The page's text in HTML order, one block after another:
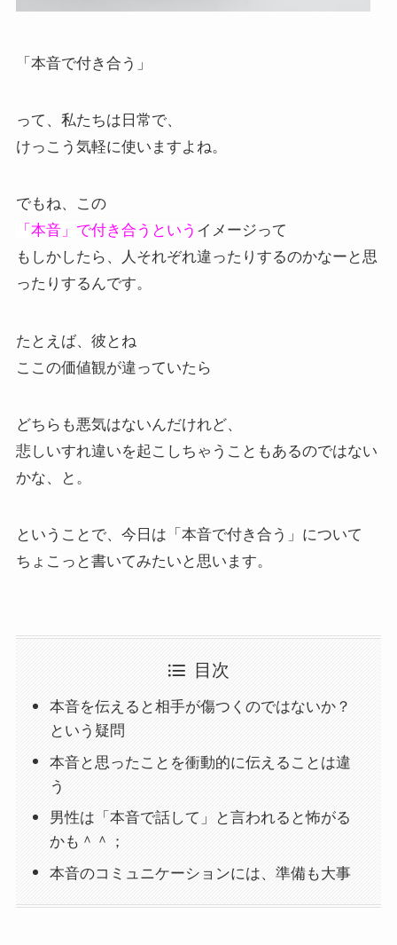
「本音で付き合う」
って、私たちは日常で、
けっこう気軽に使いますよね。
でもね、この
「本音」で付き合うという イメージって
もしかしたら、人それぞれ違ったりするのかなーと思
ったりするんです。
たとえば、彼とね
ここの価値観が違っていたら
どちらも悪気はないんだけれど、
悲しいすれ違いを起こしちゃうこともあるのではない
かな、と。
ということで、今日は「本音で付き合う」について
ちょこっと書いてみたいと思います。
目次
本音を伝えると相手が傷つくのではないか？
という疑問
本音と思ったことを衝動的に伝えることは違
う
男性は「本音で話して」と言われると怖がる
かも＾＾；
本音のコミュニケーションには、準備も大事